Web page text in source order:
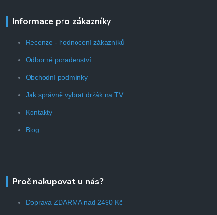
Informace pro zákazníky
Recenze - hodnocení zákazníků
Odborné poradenství
Obchodní podmínky
Jak správně vybrat držák na TV
Kontakty
Blog
Proč nakupovat u nás?
Doprava ZDARMA nad 2490 Kč